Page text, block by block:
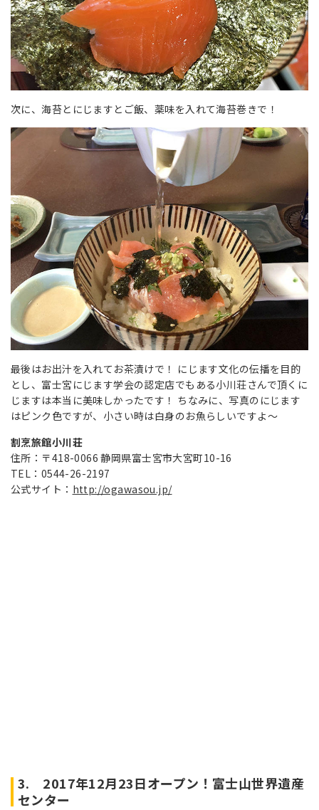
次に、海苔とにじますとご飯、薬味を入れて海苔巻きで！
最後はお出汁を入れてお茶漬けで！ にじます文化の伝播を目的
とし、富士宮にじます学会の認定店でもある小川荘さんで頂くに
じますは本当に美味しかったです！ ちなみに、写真のにじます
はピンク色ですが、小さい時は白身のお魚らしいですよ～
割烹旅館小川荘
住所： 〒418-0066 静岡県富士宮市大宮町10-16
TEL：0544-26-2197
公式サイト： http://ogawasou.jp/
3. 2017年12月23日オープン！富士山世界遺産
センター